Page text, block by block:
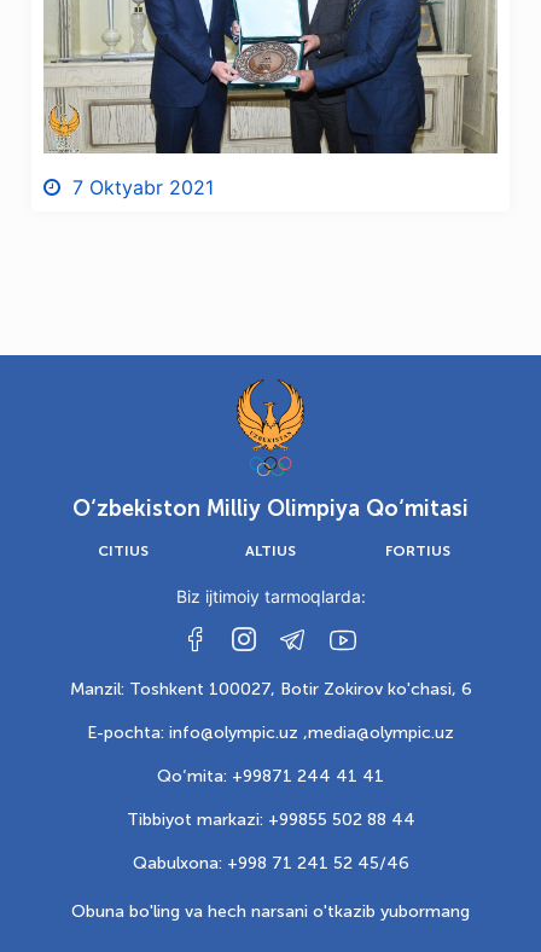
7 Oktyabr 2021
O‘zbekiston Milliy Olimpiya Qo‘mitasi
CITIUS ALTIUS FORTIUS
Biz ijtimoiy tarmoqlarda:
Manzil: Toshkent 100027, Botir Zokirov ko'chasi, 6
E-pochta: info@olympic.uz ,media@olympic.uz
Qo‘mita: +99871 244 41 41
Tibbiyot markazi: +99855 502 88 44
Qabulxona: +998 71 241 52 45/46
Obuna bo'ling va hech narsani o'tkazib yubormang